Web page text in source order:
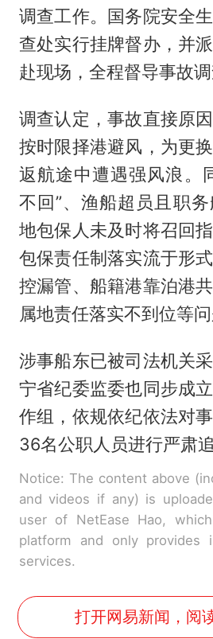
调查工作。国务院安全
查处实行挂牌督办，并
赴现场，全程督导事故调
调查认定，事故直接原
按时限择港避风，为更
返航途中遭遇强风浪。
不回”、渔船超员且职
地包保人未及时将召回
包保责任制落实流于形
控漏管、船籍港靠泊港
属地责任落实不到位等问
涉事船东已被司法机关
宁省纪委监委也同步成
作组，依规依纪依法对
36名公职人员进行严肃追
Notice: The content above
and videos if any) is
user of NetEase Hao,
platform and only provides
services.
打开网易新闻，阅